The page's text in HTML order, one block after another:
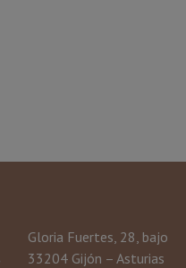
Gloria Fuertes, 28, bajo
33204 Gijón – Asturias